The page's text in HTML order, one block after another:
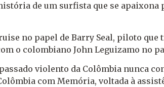
de um surfista que se apaixona
no papel de Barry Seal, piloto que
o colombiano John Leguizamo no
violento da Colômbia nunca
com Memória, voltada à